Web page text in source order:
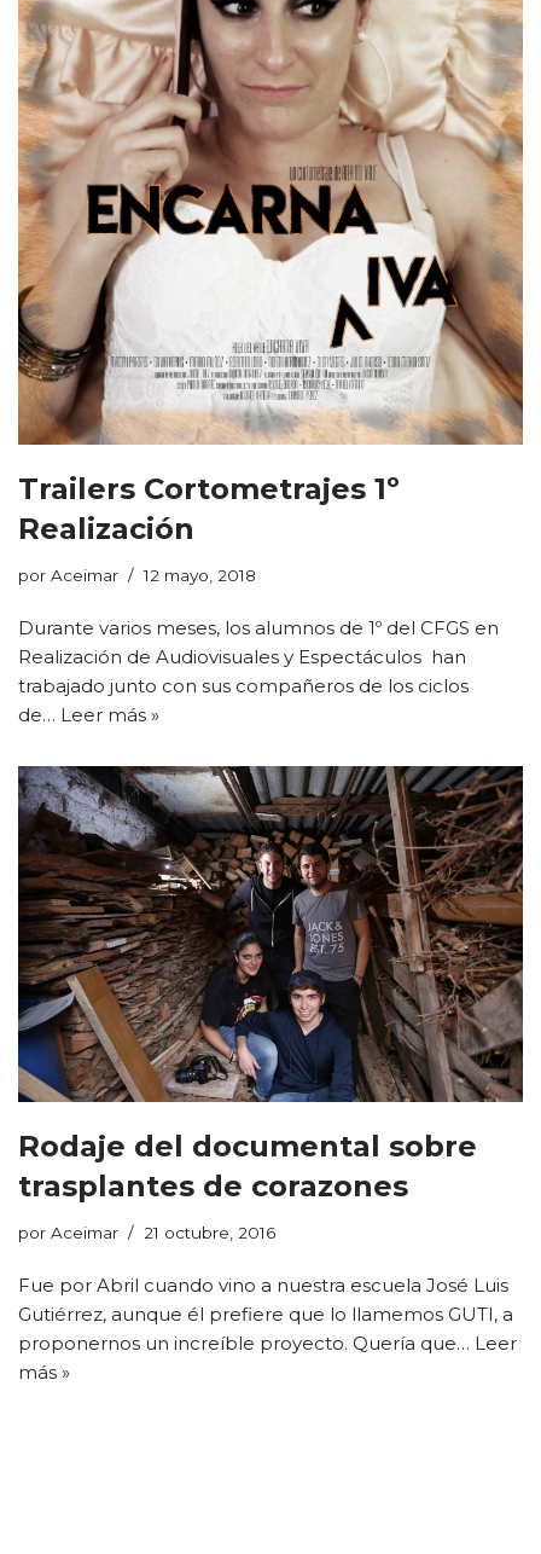
Trailers Cortometrajes 1º
Realización
por Aceimar 12 mayo, 2018
Durante varios meses, los alumnos de 1º del CFGS en
Realización de Audiovisuales y Espectáculos han
trabajado junto con sus compañeros de los ciclos
de… Leer más »
Rodaje del documental sobre
trasplantes de corazones
por Aceimar 21 octubre, 2016
Fue por Abril cuando vino a nuestra escuela José Luis
Gutiérrez, aunque él prefiere que lo llamemos GUTI, a
proponernos un increíble proyecto. Quería que… Leer
más »